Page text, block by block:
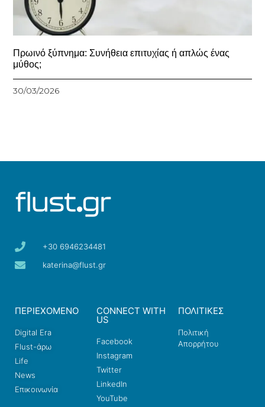
Πρωινό ξύπνημα: Συνήθεια επιτυχίας ή απλώς ένας
μύθος;
30/03/2026
+30 6946234481
katerina@flust.gr
ΠΕΡΙΕΧΟΜΕΝΟ
Digital Era
Flust-άρω
Life
News
Επικοινωνία
CONNECT WITH
US
Facebook
Instagram
Twitter
LinkedIn
YouTube
ΠΟΛΙΤΙΚΕΣ
Πολιτική
Απορρήτου